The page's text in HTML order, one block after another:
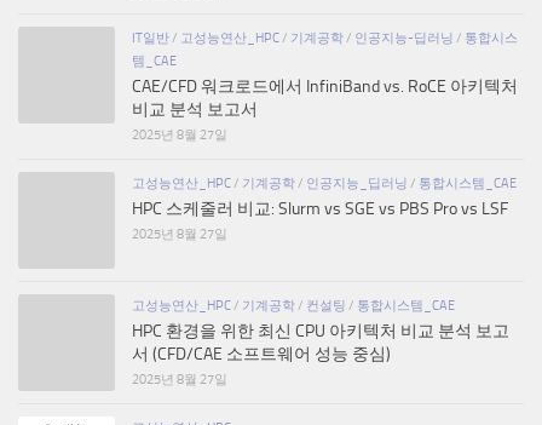
IT일반/ 고성능연산_HPC/ 기계공학/ 인공지능-딥러닝 / 통합시스
템_CAE
CAE/CFD 워크로드에서 InfiniBand vs. RoCE 아키텍처
비교 분석 보고서
2025년 8월 27일
고성능연산_HPC/ 기계공학/ 인공지능_딥러닝 / 통합시스템_CAE
HPC 스케줄러 비교: Slurm vs SGE vs PBS Pro vs LSF
2025년 8월 27일
고성능연산_HPC/ 기계공학/ 컨설팅 / 통합시스템_CAE
HPC 환경을 위한 최신 CPU 아키텍처 비교 분석 보고
서 (CFD/CAE 소프트웨어 성능 중심)
2025년 8월 27일